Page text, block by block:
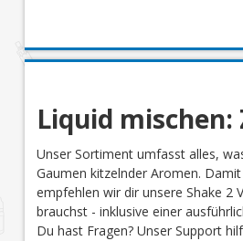
Liquid
Unser Sortiment umfasst alles,
Gaumen kitzelnder Aromen.
empfehlen wir dir unsere Shake 2
brauchst - inklusive einer
Du hast Fragen? Unser Support